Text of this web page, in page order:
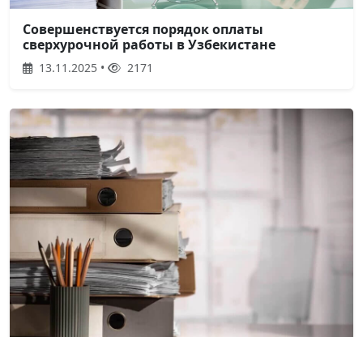
Совершенствуется порядок оплаты
сверхурочной работы в Узбекистане
13.11.2025 • 2171